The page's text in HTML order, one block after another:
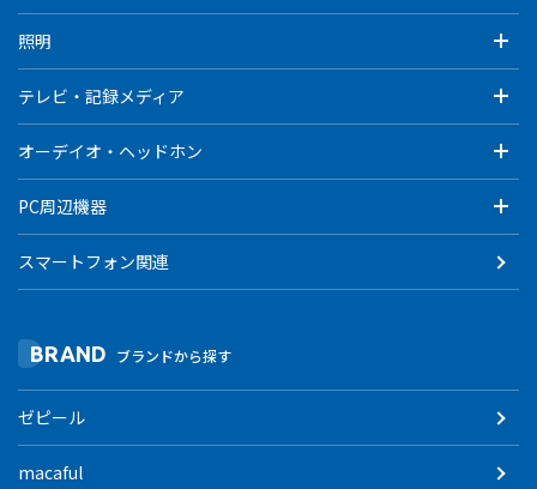
照明
テレビ・記録メディア
オーデイオ・ヘッドホン
PC周辺機器
スマートフォン関連
BRAND ブランドから探す
ゼピール
macaful